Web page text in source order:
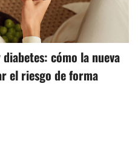
cómo la nueva
el riesgo de forma